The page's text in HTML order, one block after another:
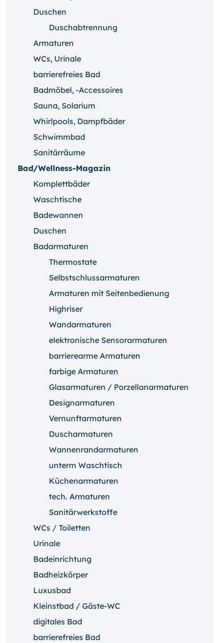
Duschen
Duschabtrennung
Armaturen
WCs, Urinale
barrierefreies Bad
Badmöbel, -Accessoires
Sauna, Solarium
Whirlpools, Dampfbäder
Schwimmbad
Sanitärräume
Bad/Wellness-Magazin
Komplettbäder
Waschtische
Badewannen
Duschen
Badarmaturen
Thermostate
Selbstschlussarmaturen
Armaturen mit Seitenbedienung
Highriser
Wandarmaturen
elektronische Sensorarmaturen
barrierearme Armaturen
farbige Armaturen
Glasarmaturen / Porzellanarmaturen
Designarmaturen
Vernunftarmaturen
Duscharmaturen
Wannenrandarmaturen
unterm Waschtisch
Küchenarmaturen
tech. Armaturen
Sanitärwerkstoffe
WCs / Toiletten
Urinale
Badeinrichtung
Badheizkörper
Luxusbad
Kleinstbad / Gäste-WC
digitales Bad
barrierefreies Bad